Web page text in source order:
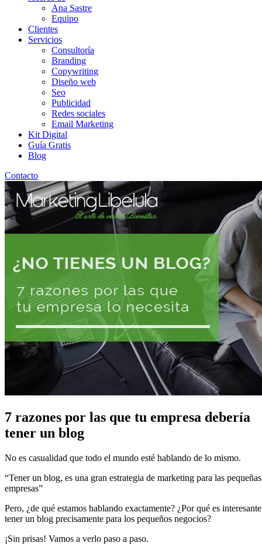
Ana Sastre
Equipo
Clientes
Servicios
Consultoría
Branding
Copywriting
Diseño web
Seo
Publicidad
Redes sociales
Email Marketing
Kit Digital
Guía Gratis
Blog
Contacto
7 razones por las que tu empresa debería
tener un blog
No es casualidad que todo el mundo esté hablando de lo mismo.
“Tener un blog, es una gran estrategia de marketing para las pequeñas
empresas”
Pero, ¿de qué estamos hablando exactamente? ¿Por qué es interesante
tener un blog precisamente para los pequeños negocios?
¡Sin prisas! Vamos a verlo paso a paso.